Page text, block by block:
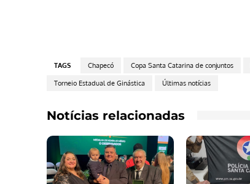
TAGS Chapecó Copa Santa Catarina de conjuntos
Torneio Estadual de Ginástica Últimas notícias
Notícias relacionadas